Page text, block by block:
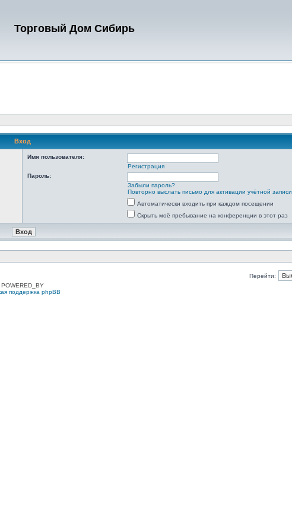
Торговый Дом Сибирь
Вход
Имя пользователя:
Регистрация
Пароль:
Забыли пароль?
Повторно выслать письмо для активации учётной записи
Автоматически входить при каждом посещении
Скрыть моё пребывание на конференции в этот раз
Перейти:
POWERED_BY
поддержка phpBB